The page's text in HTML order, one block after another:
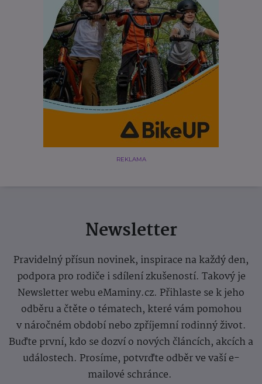
REKLAMA
Newsletter
Pravidelný přísun novinek, inspirace na každý den,
podpora pro rodiče i sdílení zkušeností. Takový je
Newsletter webu eMaminy.cz. Přihlaste se k jeho
odběru a čtěte o tématech, které vám pomohou
v náročném období nebo zpříjemní rodinný život.
Buďte první, kdo se dozví o nových článcích, akcích a
událostech. Prosíme, potvrďte odběr ve vaší e-
mailové schránce.